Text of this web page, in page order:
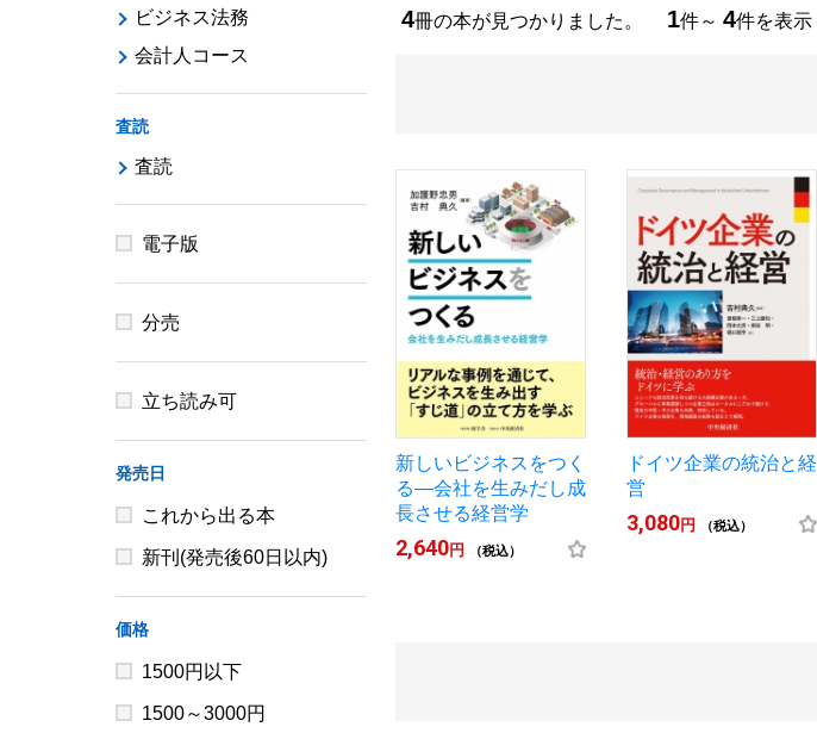
4冊の本が見つかりました。 1件～ 4件を表示
新しいビジネスをつく
る―会社を生みだし成
長させる経営学
2,640円 （税込）
ドイツ企業の統治と経
営
3,080円 （税込）
ビジネス法務
会計人コース
査読
査読
電子版
分売
立ち読み可
発売日
これから出る本
新刊(発売後60日以内)
価格
1500円以下
1500～3000円